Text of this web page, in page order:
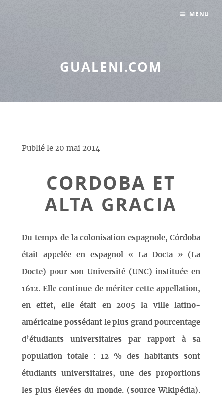
GUALENI.COM
Publié le 20 mai 2014
CORDOBA ET
ALTA GRACIA
Du temps de la colonisation espagnole, Córdoba
était appelée en espagnol « La Docta » (La
Docte) pour son Université (UNC) instituée en
1612. Elle continue de mériter cette appellation,
en effet, elle était en 2005 la ville latino-
américaine possédant le plus grand pourcentage
d’étudiants universitaires par rapport à sa
population totale : 12 % des habitants sont
étudiants universitaires, une des proportions
les plus élevées du monde. (source Wikipédia).
MENU